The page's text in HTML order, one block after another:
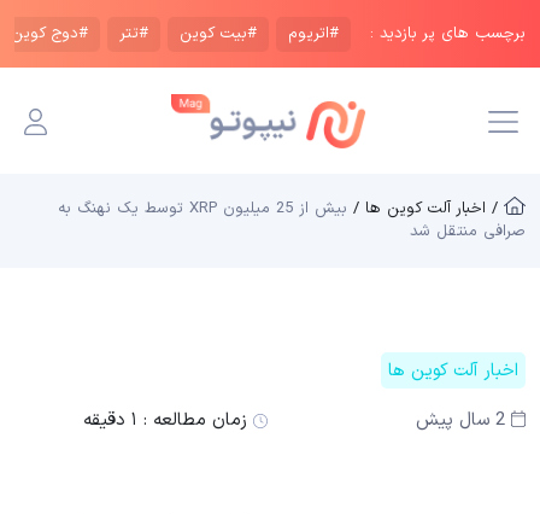
برچسب های پر بازدید : #اتریوم #بیت کوین #تتر #دوج کوین
/ اخبار آلت کوین ها /
بیش از 25 میلیون XRP توسط یک نهنگ به
صرافی منتقل شد
اخبار آلت کوین ها
2 سال پیش
زمان مطالعه : ۱ دقیقه